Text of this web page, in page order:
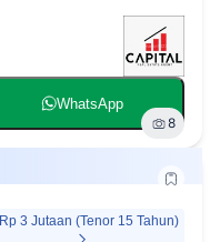
WhatsApp
8
Rp 3 Jutaan (Tenor 15 Tahun)